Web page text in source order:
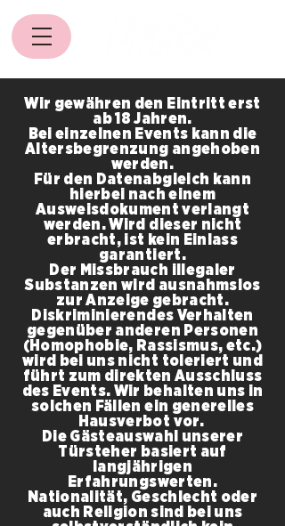
Wir gewähren den Eintritt erst
ab 18 Jahren.
Bei einzelnen Events kann die
Altersbegrenzung angehoben
werden.
Für den Datenabgleich kann
hierbei nach einem
Ausweisdokument verlangt
werden. Wird dieser nicht
erbracht, ist kein Einlass
garantiert.
Der Missbrauch illegaler
Substanzen wird ausnahmslos
zur Anzeige gebracht.
Diskriminierendes Verhalten
gegenüber anderen Personen
(Homophobie, Rassismus, etc.)
wird bei uns nicht toleriert und
führt zum direkten Ausschluss
des Events. Wir behalten uns in
solchen Fällen ein generelles
Hausverbot vor.
Die Gästeauswahl unserer
Türsteher basiert auf
langjährigen
Erfahrungswerten.
Nationalität, Geschlecht oder
auch Religion sind bei uns